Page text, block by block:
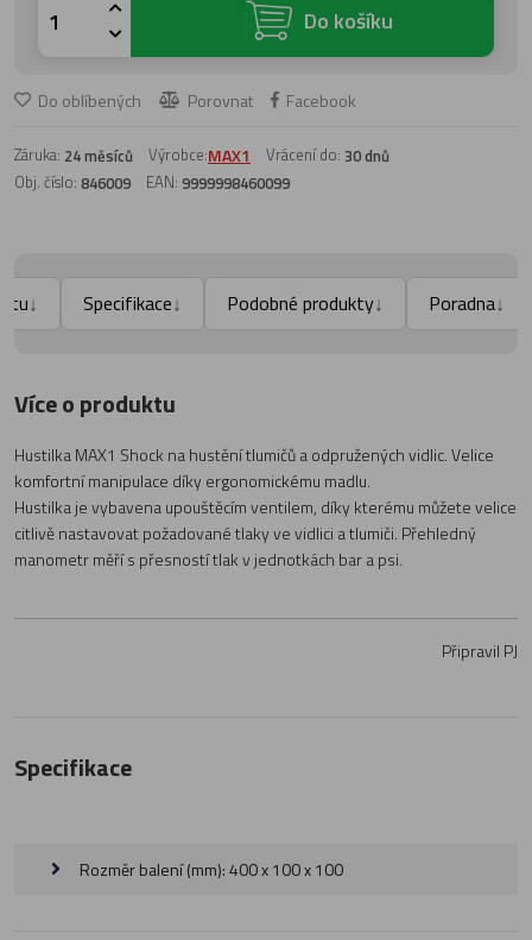
Do košíku
Do oblíbených Porovnat Facebook
Záruka: 24 měsíců Výrobce:MAX1 Vrácení do: 30 dnů
Obj. číslo: 846009 EAN: 9999998460099
↓ Specifikace↓ Podobné produkty↓ Poradna↓
Více o produktu
Hustilka MAX1 Shock na hustění tlumičů a odpružených vidlic. Velice
komfortní manipulace díky ergonomickému madlu.
Hustilka je vybavena upouštěcím ventilem, díky kterému můžete velice
citlivě nastavovat požadované tlaky ve vidlici a tlumiči. Přehledný
manometr měří s přesností tlak v jednotkách bar a psi.
Připravil PJ
Specifikace
Rozměr balení (mm): 400 x 100 x 100